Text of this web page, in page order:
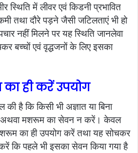
स्थिति में लीवर एवं किडनी प्रभावित
तथा दौरे पड़ने जैसी जटिलताएं भी हो
नहीं मिलने पर यह स्थिति जानलेवा
बच्चों एवं वृद्धजनों के लिए इसका
ही करें उपयोग
है कि किसी भी अज्ञात या बिना
अथवा मशरूम का सेवन न करें। केवल
का ही उपयोग करें तथा यह सोचकर
कि पहले भी इसका सेवन किया गया है